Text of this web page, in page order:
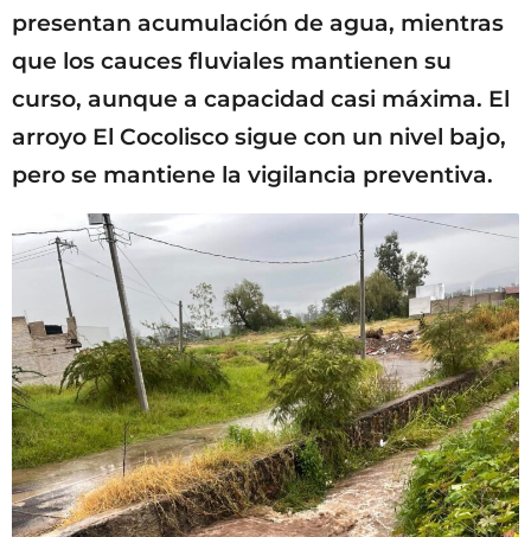
presentan acumulación de agua, mientras
que los cauces fluviales mantienen su
curso, aunque a capacidad casi máxima. El
arroyo El Cocolisco sigue con un nivel bajo,
pero se mantiene la vigilancia preventiva.